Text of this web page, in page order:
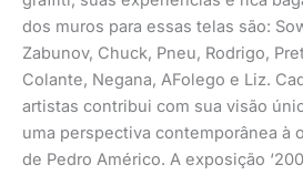
dos muros para essas telas são:
Zabunov, Chuck, Pneu, Rodrigo,
Colante, Negana, AFolego e Liz.
artistas contribui com sua visão
uma perspectiva contemporânea à
de Pedro Américo. A exposição